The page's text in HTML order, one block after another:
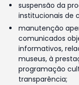
suspensão da
institucionais de
manutenção
comunicados
informativos,
museus, à
programação
transparência;